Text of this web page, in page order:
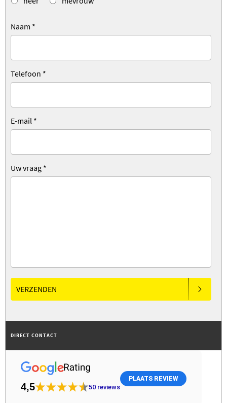
Naam *
Telefoon *
E-mail *
Uw vraag *
VERZENDEN
DIRECT CONTACT
4,5 50 reviews
PLAATS REVIEW